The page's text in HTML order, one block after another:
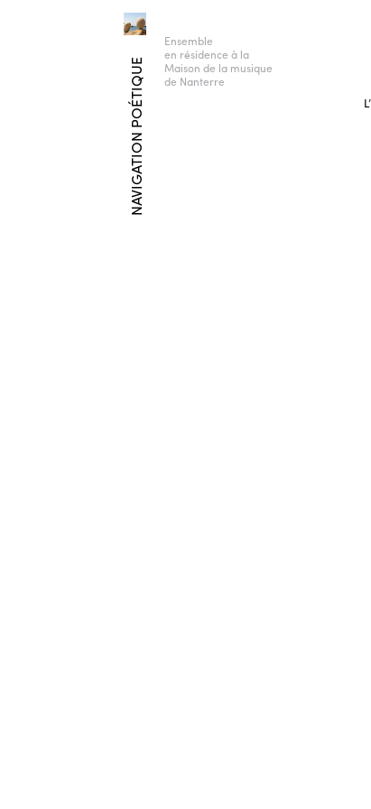
NAVIGATION POÉTIQUE
Ensemble
en résidence à la
Maison de la musique
de Nanterre